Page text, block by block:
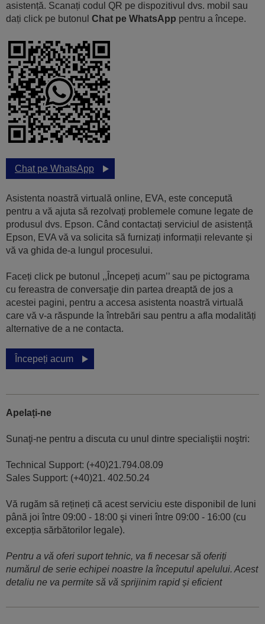
asistență. Scanați codul QR pe dispozitivul dvs. mobil sau
dați click pe butonul Chat pe WhatsApp pentru a începe.
Chat pe WhatsApp
Asistenta noastră virtuală online, EVA, este concepută
pentru a vă ajuta să rezolvați problemele comune legate de
produsul dvs. Epson. Când contactați serviciul de asistență
Epson, EVA vă va solicita să furnizați informații relevante și
vă va ghida de-a lungul procesului.
Faceți click pe butonul ,,Începeți acum’’ sau pe pictograma
cu fereastra de conversaţie din partea dreaptă de jos a
acestei pagini, pentru a accesa asistenta noastră virtuală
care vă v-a răspunde la întrebări sau pentru a afla modalități
alternative de a ne contacta.
Începeți acum
Apelați-ne
Sunaţi-ne pentru a discuta cu unul dintre specialiştii noştri:
Technical Support: (+40)21.794.08.09
Sales Support: (+40)21. 402.50.24
Vă rugăm să rețineți că acest serviciu este disponibil de luni
până joi între 09:00 - 18:00 şi vineri între 09:00 - 16:00 (cu
excepția sărbătorilor legale).
Pentru a vă oferi suport tehnic, va fi necesar să oferiți
numărul de serie echipei noastre la începutul apelului. Acest
detaliu ne va permite să vă sprijinim rapid și eficient